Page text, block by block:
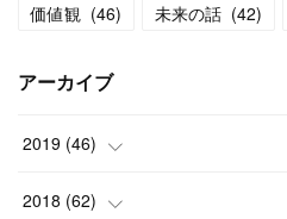
価値観 (46) 未来の話 (42)
アーカイブ
2019 (46)
(11
2018 (62)